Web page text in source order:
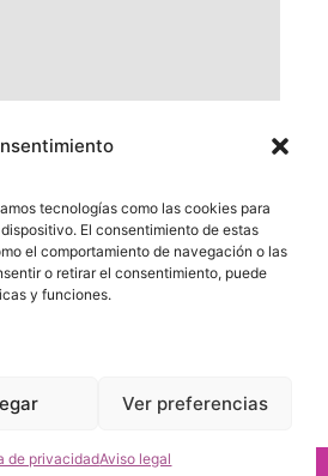
tecnologías como las cookies para
El consentimiento de estas
el comportamiento de navegación o las
o retirar el consentimiento, puede
y funciones.
Ver preferencias
de privacidadAviso legal